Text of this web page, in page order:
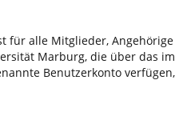
für alle Mitglieder, Angehörige
Marburg, die über das im
Benutzerkonto verfügen,